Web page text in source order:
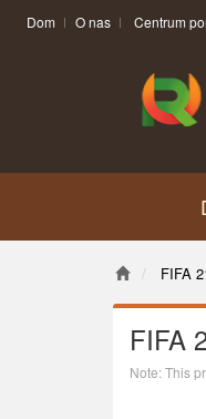
Dom O nas Centrum
FIFA
FIFA
Note: This